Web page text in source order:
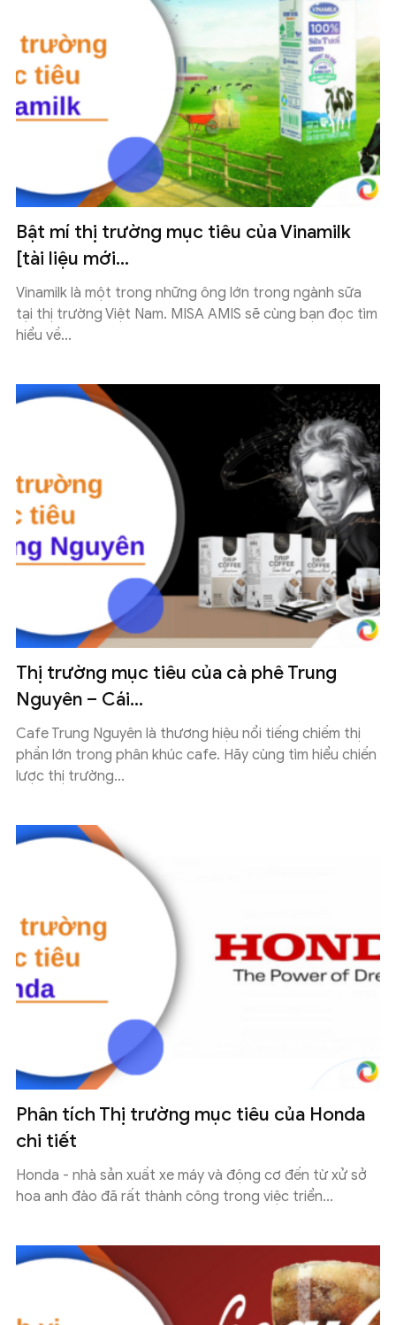
Bật mí thị trường mục tiêu của Vinamilk
[tài liệu mới...
Vinamilk là một trong những ông lớn trong ngành sữa
tại thị trường Việt Nam. MISA AMIS sẽ cùng bạn đọc tìm
hiểu về...
Thị trường mục tiêu của cà phê Trung
Nguyên – Cái...
Cafe Trung Nguyên là thương hiệu nổi tiếng chiếm thị
phần lớn trong phân khúc cafe. Hãy cùng tìm hiểu chiến
lược thị trường...
Phân tích Thị trường mục tiêu của Honda
chi tiết
Honda - nhà sản xuất xe máy và động cơ đến từ xử sở
hoa anh đào đã rất thành công trong việc triển...